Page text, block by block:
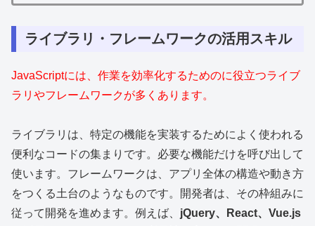
ライブラリ・フレームワークの活用スキル
JavaScriptには、作業を効率化するためのに役立つライブ
ラリやフレームワークが多くあります。
ライブラリは、特定の機能を実装するためによく使われる
便利なコードの集まりです。必要な機能だけを呼び出して
使います。フレームワークは、アプリ全体の構造や動き方
をつくる土台のようなものです。開発者は、その枠組みに
従って開発を進めます。例えば、 jQuery、React、Vue.js